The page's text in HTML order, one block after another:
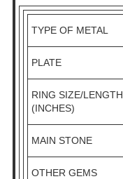
TYPE OF METAL
PLATE
RING SIZE/LENGTH
(INCHES)
MAIN STONE
OTHER GEMS